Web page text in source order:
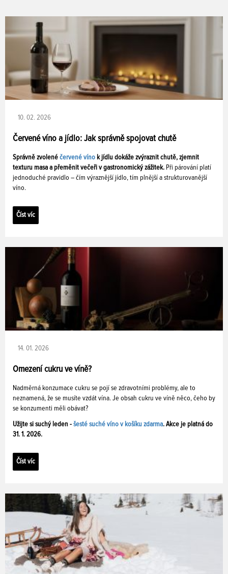
10. 02. 2026
Červené víno a jídlo: Jak správně spojovat chutě
Správně zvolené červené víno k jídlu dokáže zvýraznit chutě, zjemnit
texturu masa a přeměnit večeři v gastronomický zážitek. Při párování platí
jednoduché pravidlo – čím výraznější jídlo, tím plnější a strukturovanější
víno.
Číst víc
14. 01. 2026
Omezení cukru ve víně?
Nadměrná konzumace cukru se pojí se zdravotními problémy, ale to
neznamená, že se musíte vzdát vína. Je obsah cukru ve víně něco, čeho by
se konzumenti měli obávat?
Užijte si suchý leden - šesté suché víno v košíku zdarma. Akce je platná do
31. 1. 2026.
Číst víc